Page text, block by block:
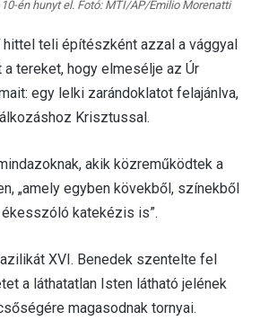
én hunyt el. Fotó: MTI/AP/Emilio Morenatti
hittel teli építészként azzal a vággyal
tereket, hogy elmesélje az Úr
egy lelki zarándoklatot felajánlva,
Krisztussal.
akik közreműködtek a
„amely egyben kövekből, színekből
katekézis is”.
XVI. Benedek szentelte fel
a láthatatlan Isten látható jelének
magasodnak tornyai.